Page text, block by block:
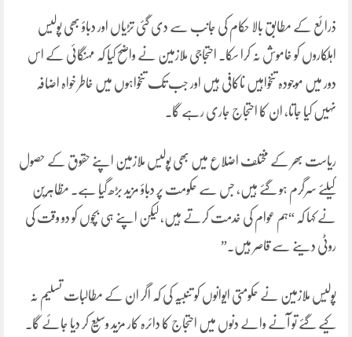
ذرائع کے مطابق بالا حکام کی جانب سے دی گئی تڑیاں اور دباؤ بھی پولیس
اہلکاروں کو خاموش نہ کرا سکا۔ احتجاجی ملازمین نے واضح کیا کہ مہنگائی کے اس
دور میں موجودہ تنخواہیں ناکافی ہیں اور جب تک تنخواہوں میں خاطر خواہ اضافہ
نہیں کیا جاتا، ان کا احتجاج جاری رہے گا۔
ریاست بھر کے مختلف اضلاع میں بھی پولیس ملازمین اپنے حقوق کے حصول
کیلئے سرگرم ہو گئے ہیں، جس سے حکومت پر دباؤ مزید بڑھ گیا ہے۔ مظاہرین
نے کہا کہ “ہم عوام کی خدمت کرتے ہیں، لیکن اپنے ہی بچوں کو دو وقت کی
روٹی دینے سے قاصر ہیں۔”
پولیس ملازمین نے حکومتی ایوانوں کو تنبیہ کی کہ اگر ان کے مطالبات تسلیم نہ
کیے گئے تو آنے والے دنوں میں احتجاج کا دائرہ کار مزید وسیع کر دیا جائے گا۔